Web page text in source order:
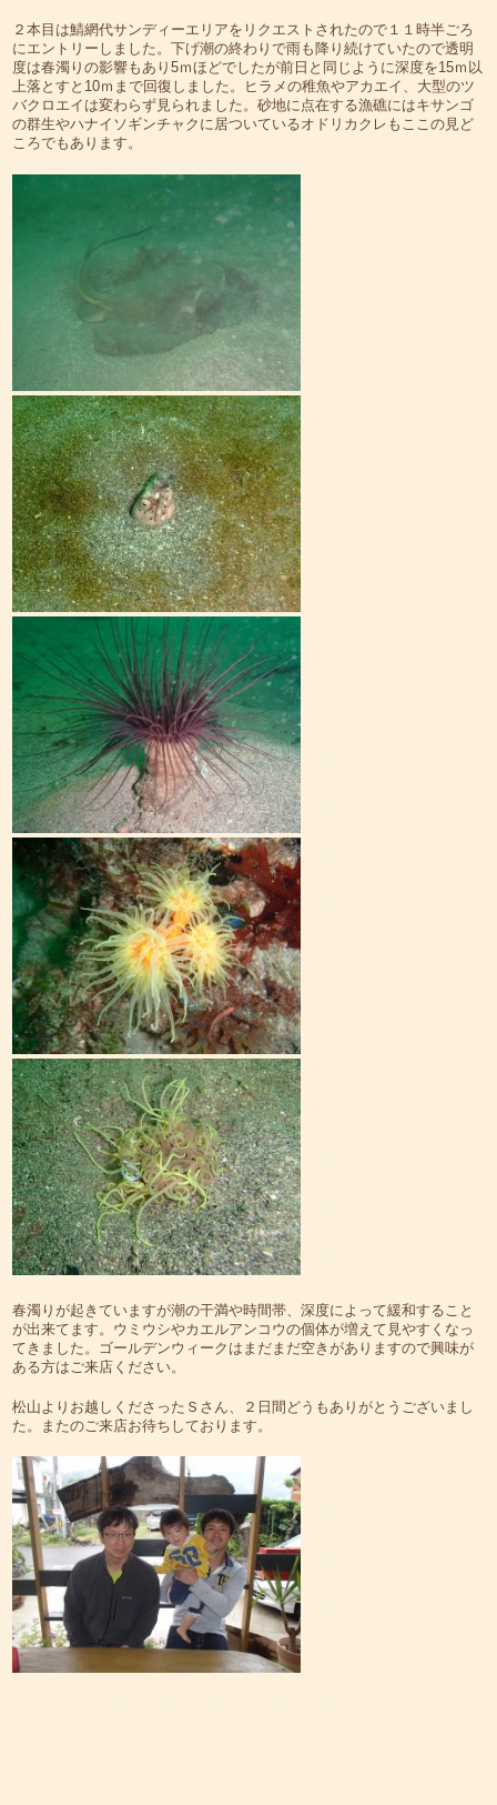
２本目は鯖網代サンディーエリアをリクエストされたので１１時半ごろ
にエントリーしました。下げ潮の終わりで雨も降り続けていたので透明
度は春濁りの影響もあり5ｍほどでしたが前日と同じように深度を15ｍ以
上落とすと10ｍまで回復しました。ヒラメの稚魚やアカエイ、大型のツ
バクロエイは変わらず見られました。砂地に点在する漁礁にはキサンゴ
の群生やハナイソギンチャクに居ついているオドリカクレもここの見ど
ころでもあります。
春濁りが起きていますが潮の干満や時間帯、深度によって緩和すること
が出来てます。ウミウシやカエルアンコウの個体が増えて見やすくなっ
てきました。ゴールデンウィークはまだまだ空きがありますので興味が
ある方はご来店ください。
松山よりお越しくださったＳさん、２日間どうもありがとうございまし
た。またのご来店お待ちしております。